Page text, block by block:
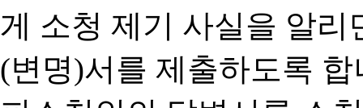
게 소청 제기 사실을 알
(변명)서를 제출하도록 합